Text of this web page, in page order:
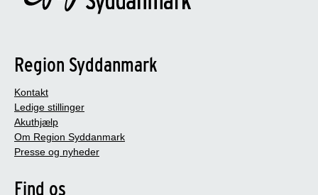
Region Syddanmark
Kontakt
Ledige stillinger
Akuthjælp
Om Region Syddanmark
Presse og nyheder
Find os